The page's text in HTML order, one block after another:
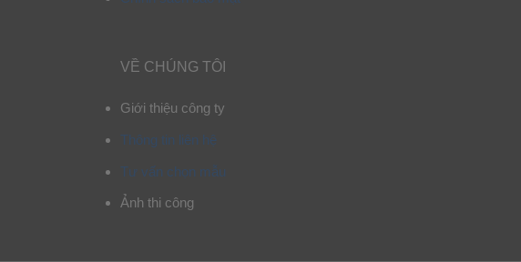
VỀ CHÚNG TÔI
Giới thiệu công ty
Thông tin liên hệ
Tư vấn chọn mẫu
Ảnh thi công